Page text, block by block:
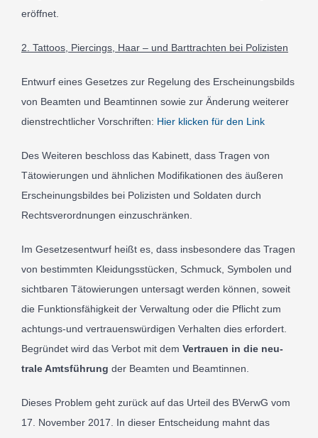
eröff­net.
2 . Tat­toos, Pierc­ings, Haar – und Bart­tra­chten bei Poli­zis­ten
Ent­wurf eines Geset­zes zur Rege­lung des Erschei­n­ungs­bilds
von Beam­ten und Beamtin­nen sowie zur Ände­rung weit­erer
dien­strechtlicher Vor­schrif­ten: Hier kli­cken für den Link
Des Weit­eren beschloss das Kabi­nett, dass Tra­gen von
Tätowierun­gen und ähn­lichen Mod­i­fika­tio­nen des äuße­ren
Erschei­n­ungs­bildes bei Polizis­ten und Sol­daten durch
Rechtsverord­nun­gen ein­zu­schrän­ken.
Im Geset­ze­sen­twurf heißt es, dass ins­beson­dere das Tra­gen
von bes­timmten Klei­dungsstücken, Schmuck, Sym­bolen und
sicht­baren Tätowierun­gen unter­sagt wer­den kön­nen, soweit
die Funk­tions­fähigkeit der Ver­wal­tung oder die Pflicht zum
ach­tungs-​und ver­trauenswürdi­gen Ver­hal­ten dies erfor­dert.
Begrün­det wird das Ver­bot mit dem Ver­trauen in die neu­
trale Amts­führung der Beam­ten und Beam­tin­nen.
Die­ses Prob­lem geht zurück auf das Urteil des BVerwG vom
17 . Novem­ber 2017 . In die­ser Entschei­dung mahnt das